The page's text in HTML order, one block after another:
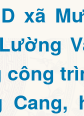
xã
Cang,